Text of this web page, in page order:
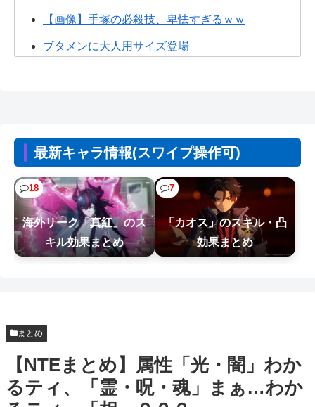
【画像】手塚の必殺技、卑怯すぎるｗｗ
ブタメンに大人用サイズ登場
【画像】台湾とフランス、地震発生から6時間以内
に設置した「避難所」がこちらｗｗｗ...
【悲報】Z世代「求刑7年のジャンポケ斎藤は口封
じに被害者殺した方が量刑軽かっただ...
【朗報】ファイアーエムブレムさん、ついにキャ
ラ成長率がゲーム内で見れるようになる
最新キャラ情報(スワイプ操作可)
18
海外リーク「真紅」のス
キル効果まとめ
7
「カオス」のスキル・凸
効果まとめ
まとめ
【NTEまとめ】属性「光・闇」わか
るティ、「霊・呪・魂」まぁ…わか